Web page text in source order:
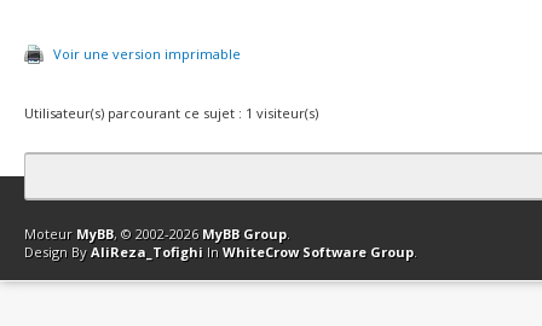
Voir une version imprimable
Utilisateur(s) parcourant ce sujet : 1 visiteur(s)
Contact Club Affiliation Retourner en haut Version bas-débit
Moteur MyBB, © 2002-2026 MyBB Group.
Design By AliReza_Tofighi In WhiteCrow Software Group.